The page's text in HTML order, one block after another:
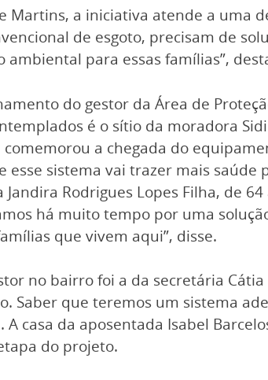
Martins, a iniciativa atende a uma
de esgoto, precisam de
para essas famílias”,
do gestor da Área de
é o sítio da moradora
a chegada do
sistema vai trazer mais
Rodrigues Lopes Filha, de
há muito tempo por uma
que vivem aqui”, disse.
no bairro foi a da secretária
Saber que teremos um sistema
casa da aposentada Isabel
do projeto.